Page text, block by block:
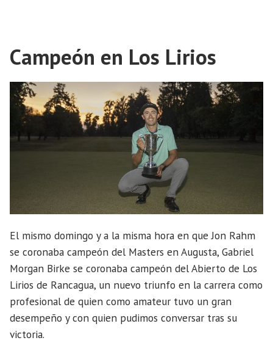
Campeón en Los Lirios
El mismo domingo y a la misma hora en que Jon Rahm
se coronaba campeón del Masters en Augusta, Gabriel
Morgan Birke se coronaba campeón del Abierto de Los
Lirios de Rancagua, un nuevo triunfo en la carrera como
profesional de quien como amateur tuvo un gran
desempeño y con quien pudimos conversar tras su
victoria.